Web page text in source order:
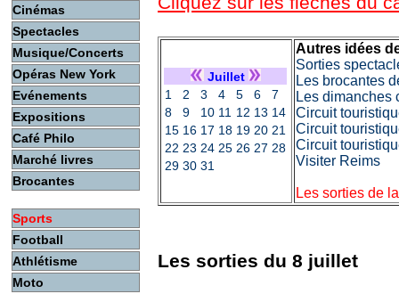
Cinémas
Spectacles
Musique/Concerts
Opéras New York
Evénements
Expositions
Café Philo
Marché livres
Brocantes
Sports
Football
Athlétisme
Moto
Juillet
1
2 3 4 5 6
7
8
9 10 11 12 13 14
15 16 17 18 19 20 21
22 23 24 25 26 27 28
29 30 31
Autres idées
Sorties
Les brocantes
Les dimanches
Circuit
Circuit
Circuit
Visiter Reims
Les sorties de
Les sorties du 8 juillet